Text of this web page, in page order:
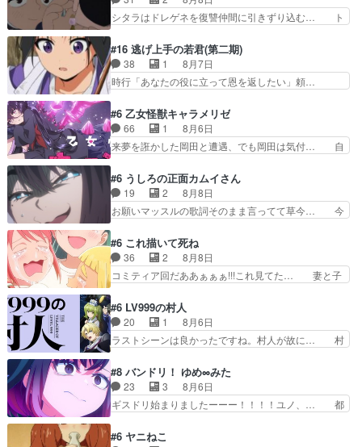
アゲイン登場!!一体何を… 戦闘作画はイマイチな
回。次回過去編でそろ…
えるツガイツガイよりも腹黒い人… 夜桜は「顔で
損してる」って言うけど、声で… おかしいな石田
ましてはアサちゃん目的で… "顔で損してる"企み
顔て何…wアスマさん… 顔で損してるアスマさん
ついでに声でも損し…
シタラはドレゲネを復讐仲間に引きずり込む… ト
イに功績を挙げさせて政権と軍のバラン… 覇道の
トルイと王道のオゴタイって感じかな… 賢い人物
の行動は想定した目的達成のための… シタラとボ
ラクチンの考えが初めてシンクロ… ドレゲネのテ
ンゴル政治」国家の表舞台に… 前回のシタラと対
比したおおらかな笑顔が印… 戦争よりも経済の領
域をその視野に入れてい…
#16 逃げ上手の若君(第二期)
38 1
8月7日
時行「あなたの役に立って恩を返したい」頼…
のアニメの演出、同じCloverWor… 貞宗の思考を
読み切れなかったのは、経験の… 信濃仮面いった
い誰なんだ！役に立ちたいで… 人形だったり将棋
だったり、諏訪神党の三大… ・これ罠じゃない
意味。特に諏訪の地は山… 薄々思ってたけど実写
パートに対する熱意が… 亜也子ちゃん面白い親父
さんが無事で良かっ…
#6 乙女怪獣キャラメリゼ
66 1
8月6日
来夢を誑かした岡田と遭遇、でも岡田は気付… 自
なからのメイク道具が、らいりーさんを… らいり
ーの影響で理想に向けて努力する黒絵… コングと
ゴ〇ラの怪獣大決戦!?w黒絵の友… らいりーが己
のルッキズムと相対する話とし… らいりーさんが
の小河内ダムに来た黒絵た… ライリーが好きだっ
たクズ男ハルゴンが懲ら… メイクでちょっと勇気
出てる黒絵ちゃん可愛…
#6 うしろの正面カムイさん
19 2
8月8日
お願いマッスルの歌詞そのまま言ってて草今… 今
大量に成仏させた ジェットババアの亜… 1日で
6人は流石絶倫カムイ婆もしっかり抱… 今回は交
通悪霊の除霊ツアー。Aパはいつも… 前半の霊カ
モみたいになってるよねwジェッ… 今回はいつも
んを怪異と見間違え叫んでお… 交通系悪霊除霊ツ
アー編！どっちが悪かよく… よく見ないと気付け
ない2つのエピソードに…
#6 これ描いて死ね
36 2
8月8日
コミティア回だああぁぁぁ!!!これ見てた… 妻と子
らえた最初の一冊お客にプロポーズ… 遅れて5
話，コミティア前哨戦ですが，ここ… 「同情は創
作の敵」いい言葉だ。でも応援す… 東京で開かれ
る即売会に行って自分たちの本… 一冊売る事の苦
けはったねー編集さん。同… 自分の妄想を買って
くれる人がいるというも… 初めて自分の漫画が売
れた時の感動、懐かし…
#6 LV999の村人
20 1
8月6日
ラストシーンは良かったですね。村人が故に… 村
スと10年後に結婚の約束をした鏡ずっ… カジノ
スタッフ募集するも集まらない更に追… 王命でク
ルルの監視をすることになったデビ… 最強の村
人・鏡との出会いで少しは変わった… やはり何か
への恨みは根深そうやね姫を舐… 新キャラが登場
#8 バンドリ！ ゆめ∞みた
23 3
8月6日
ギスドリ始まりましたーーー！！！！ユノ、… 都
復を見守っていかないと、ですね！！み… 開幕聞
#6 ヤニねこ